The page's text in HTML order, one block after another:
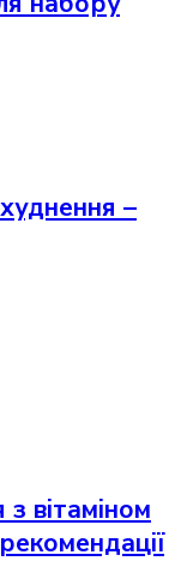
–
вітаміном